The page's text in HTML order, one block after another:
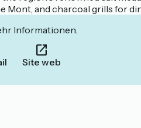
and charcoal grills for
Informationen.
Site web